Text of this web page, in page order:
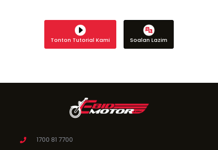
Tonton Tutorial Kami Soalan Lazim
1700 81 7700